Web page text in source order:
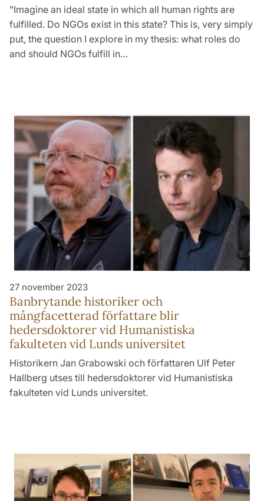
"Imagine an ideal state in which all human rights are
fulfilled. Do NGOs exist in this state? This is, very simply
put, the question I explore in my thesis: what roles do
and should NGOs fulfill in…
27 november 2023
Banbrytande historiker och
mångfacetterad författare blir
hedersdoktorer vid Humanistiska
fakulteten vid Lunds universitet
Historikern Jan Grabowski och författaren Ulf Peter
Hallberg utses till hedersdoktorer vid Humanistiska
fakulteten vid Lunds universitet.